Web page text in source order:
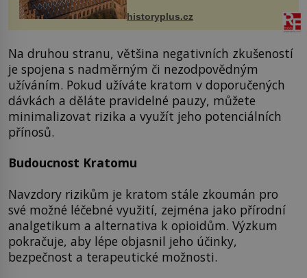
stavební plány by při ...
historyplus.cz
Na druhou stranu, většina negativních zkušeností
je spojena s nadměrným či nezodpovědným
užíváním. Pokud užíváte kratom v doporučených
dávkách a děláte pravidelné pauzy, můžete
minimalizovat rizika a využít jeho potenciálních
přínosů.
Budoucnost Kratomu
Navzdory rizikům je kratom stále zkoumán pro
své možné léčebné využití, zejména jako přírodní
analgetikum a alternativa k opioidům. Výzkum
pokračuje, aby lépe objasnil jeho účinky,
bezpečnost a terapeutické možnosti.